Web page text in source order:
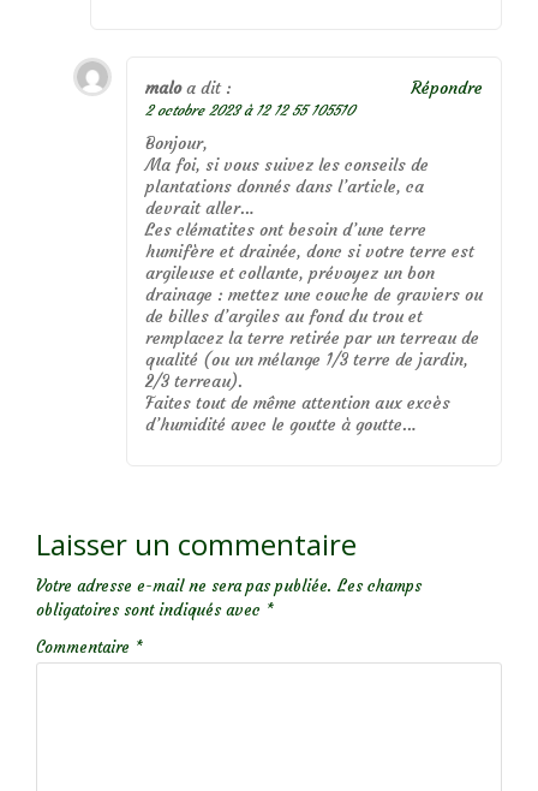
malo a dit :
2 octobre 2023 à 12 12 55 105510
Bonjour,
Ma foi, si vous suivez les conseils de
plantations donnés dans l’article, ca
devrait aller…
Les clématites ont besoin d’une terre
humifère et drainée, donc si votre terre est
argileuse et collante, prévoyez un bon
drainage : mettez une couche de graviers ou
de billes d’argiles au fond du trou et
remplacez la terre retirée par un terreau de
qualité (ou un mélange 1/3 terre de jardin,
2/3 terreau).
Faites tout de même attention aux excès
d’humidité avec le goutte à goutte…
Répondre
Laisser un commentaire
Votre adresse e-mail ne sera pas publiée. Les champs
obligatoires sont indiqués avec *
Commentaire *